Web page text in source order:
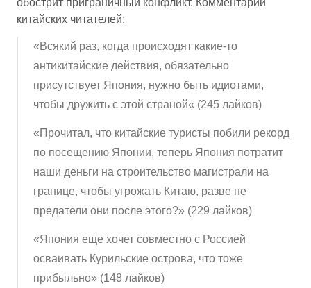
китайских читателей:
«Всякий раз, когда происходят какие-то
антикитайские действия, обязательно
присутствует Япония, нужно быть идиотами,
чтобы дружить с этой страной« (245 лайков)
«Прочитал, что китайские туристы побили рекорд
по посещению Японии, теперь Япония потратит
наши деньги на строительство магистрали на
границе, чтобы угрожать Китаю, разве не
предатели они после этого?» (229 лайков)
«Япония еще хочет совместно с Россией
осваивать Курильские острова, что тоже
прибыльно» (148 лайков)